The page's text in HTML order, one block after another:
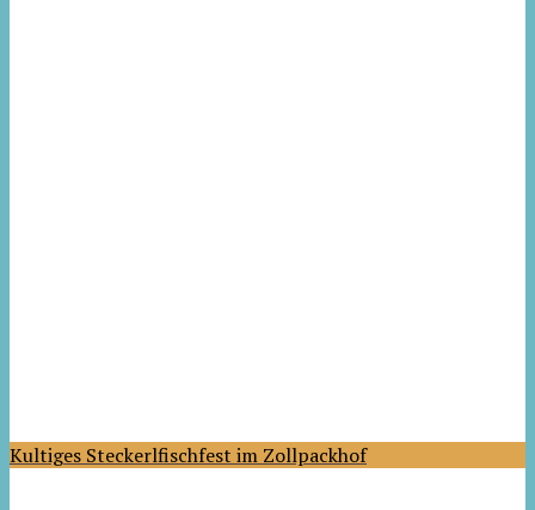
Kultiges Steckerlfischfest im Zollpackhof